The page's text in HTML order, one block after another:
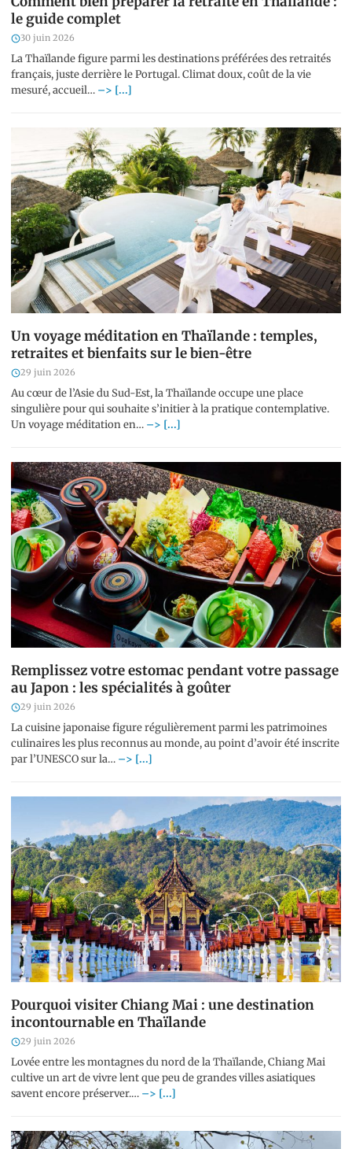
le guide complet
30 juin 2026
La Thaïlande figure parmi les destinations préférées des retraités
français, juste derrière le Portugal. Climat doux, coût de la vie
mesuré, accueil… –> [...]
Un voyage méditation en Thaïlande : temples,
retraites et bienfaits sur le bien-être
29 juin 2026
Au cœur de l’Asie du Sud-Est, la Thaïlande occupe une place
singulière pour qui souhaite s’initier à la pratique contemplative.
Un voyage méditation en… –> [...]
Remplissez votre estomac pendant votre passage
au Japon : les spécialités à goûter
29 juin 2026
La cuisine japonaise figure régulièrement parmi les patrimoines
culinaires les plus reconnus au monde, au point d’avoir été inscrite
par l’UNESCO sur la… –> [...]
Pourquoi visiter Chiang Mai : une destination
incontournable en Thaïlande
29 juin 2026
Lovée entre les montagnes du nord de la Thaïlande, Chiang Mai
cultive un art de vivre lent que peu de grandes villes asiatiques
savent encore préserver.… –> [...]